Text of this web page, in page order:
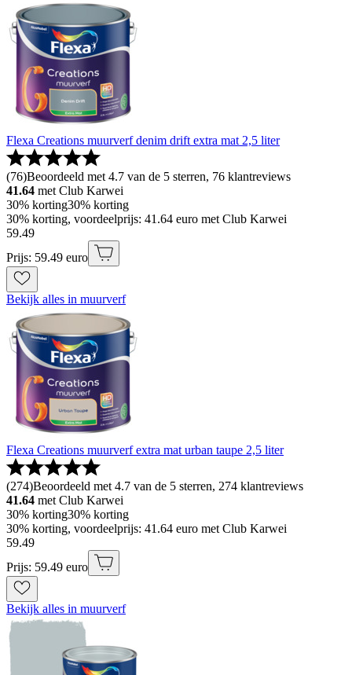
Flexa Creations muurverf denim drift extra mat 2,5 liter
(76)Beoordeeld met 4.7 van de 5 sterren, 76 klantreviews
41.64 met Club Karwei
30% korting30% korting
30% korting, voordeelprijs: 41.64 euro met Club Karwei
59.49
Prijs: 59.49 euro
Bekijk alles in muurverf
Flexa Creations muurverf extra mat urban taupe 2,5 liter
(274)Beoordeeld met 4.7 van de 5 sterren, 274 klantreviews
41.64 met Club Karwei
30% korting30% korting
30% korting, voordeelprijs: 41.64 euro met Club Karwei
59.49
Prijs: 59.49 euro
Bekijk alles in muurverf